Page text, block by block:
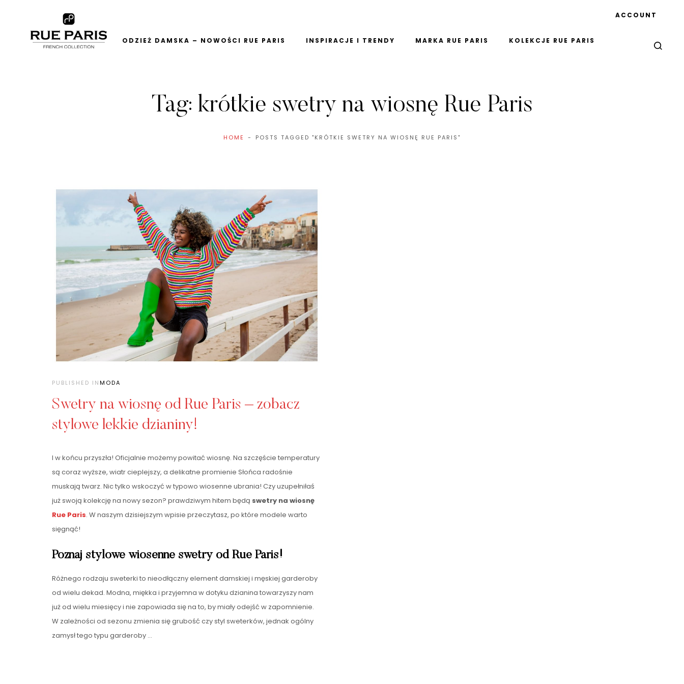
ODZIEŻ DAMSKA – NOWOŚCI RUE PARIS INSPIRACJE I TRENDY MARKA RUE PARIS KOLEKCJE RUE PARIS
ACCOUNT
Tag: krótkie swetry na wiosnę Rue Paris
HOME POSTS TAGGED "KRÓTKIE SWETRY NA WIOSNĘ RUE PARIS"
PUBLISHED INMODA
Swetry na wiosnę od Rue Paris – zobacz
stylowe lekkie dzianiny!
I w końcu przyszła! Oficjalnie możemy powitać wiosnę. Na szczęście temperatury
są coraz wyższe, wiatr cieplejszy, a delikatne promienie Słońca radośnie
muskają twarz. Nic tylko wskoczyć w typowo wiosenne ubrania! Czy uzupełniłaś
już swoją kolekcję na nowy sezon? prawdziwym hitem będą swetry na wiosnę
Rue Paris. W naszym dzisiejszym wpisie przeczytasz, po które modele warto
sięgnąć!
Poznaj stylowe wiosenne swetry od Rue Paris!
Różnego rodzaju sweterki to nieodłączny element damskiej i męskiej garderoby
od wielu dekad. Modna, miękka i przyjemna w dotyku dzianina towarzyszy nam
już od wielu miesięcy i nie zapowiada się na to, by miały odejść w zapomnienie.
W zależności od sezonu zmienia się grubość czy styl sweterków, jednak ogólny
zamysł tego typu garderoby …